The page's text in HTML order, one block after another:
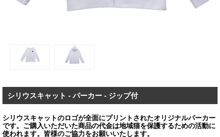
シリウスキャット - パーカー - ジップ付
シリウスキャットのロゴが全面にプリントされたオリジナルパーカー
です。ご購⼊いただいた商品の代金は地域猫を保護するための活動に